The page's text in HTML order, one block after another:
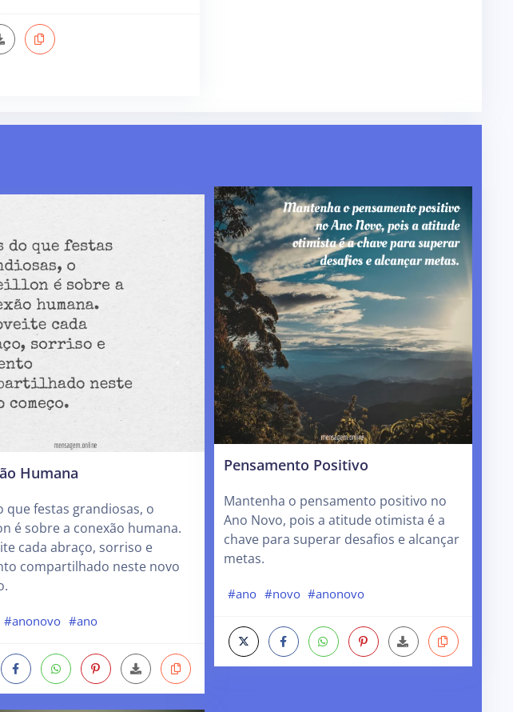
Humana
que festas grandiosas, o
é sobre a conexão humana.
cada abraço, sorriso e
compartilhado neste novo
#anonovo #ano
Pensamento Positivo
Mantenha o pensamento positivo no
Ano Novo, pois a atitude otimista é a
chave para superar desafios e alcançar
metas.
#ano #novo #anonovo